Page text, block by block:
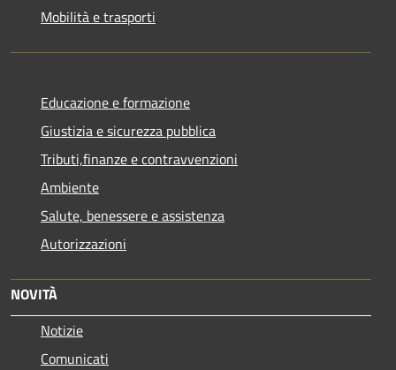
Mobilità e trasporti
Educazione e formazione
Giustizia e sicurezza pubblica
Tributi,finanze e contravvenzioni
Ambiente
Salute, benessere e assistenza
Autorizzazioni
NOVITÀ
Notizie
Comunicati